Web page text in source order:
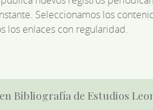
Seleccionamos los
los enlaces con regularidad.
Bibliografía de Estudios